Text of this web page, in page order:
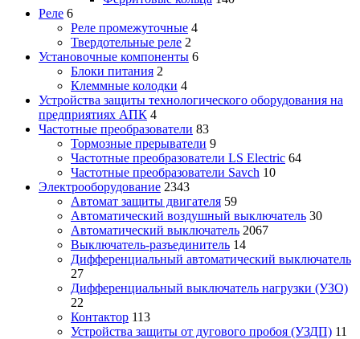
Реле 6
Реле промежуточные 4
Твердотельные реле 2
Установочные компоненты 6
Блоки питания 2
Клеммные колодки 4
Устройства защиты технологического оборудования на
предприятиях АПК 4
Частотные преобразователи 83
Тормозные прерыватели 9
Частотные преобразователи LS Electric 64
Частотные преобразователи Savch 10
Электрооборудование 2343
Автомат защиты двигателя 59
Автоматический воздушный выключатель 30
Автоматический выключатель 2067
Выключатель-разъединитель 14
Дифференциальный автоматический выключатель
27
Дифференциальный выключатель нагрузки (УЗО)
22
Контактор 113
Устройства защиты от дугового пробоя (УЗДП) 11